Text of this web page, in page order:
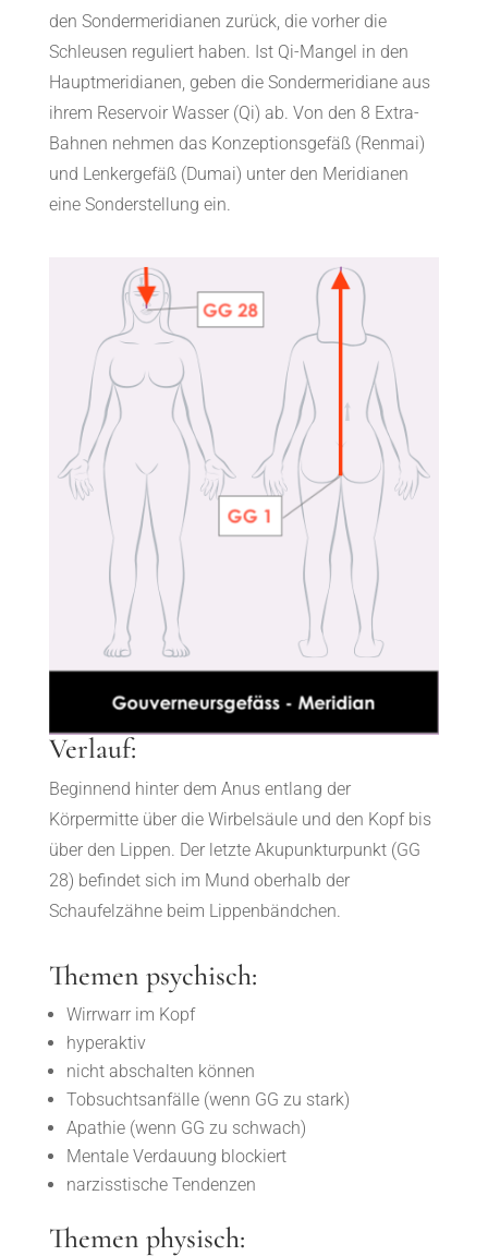
den Sondermeridianen zurück, die vorher die
Schleusen reguliert haben. Ist Qi-Mangel in den
Hauptmeridianen, geben die Sondermeridiane aus
ihrem Reservoir Wasser (Qi) ab. Von den 8 Extra-
Bahnen nehmen das Konzeptionsgefäß (Renmai)
und Lenkergefäß (Dumai) unter den Meridianen
eine Sonderstellung ein.
Verlauf:
Beginnend hinter dem Anus entlang der
Körpermitte über die Wirbelsäule und den Kopf bis
über den Lippen. Der letzte Akupunkturpunkt (GG
28) befindet sich im Mund oberhalb der
Schaufelzähne beim Lippenbändchen.
Themen psychisch:
Wirrwarr im Kopf
hyperaktiv
nicht abschalten können
Tobsuchtsanfälle (wenn GG zu stark)
Apathie (wenn GG zu schwach)
Mentale Verdauung blockiert
narzisstische Tendenzen
Themen physisch: